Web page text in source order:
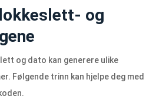
og
og dato kan generere ulike
Følgende trinn kan hjelpe deg med